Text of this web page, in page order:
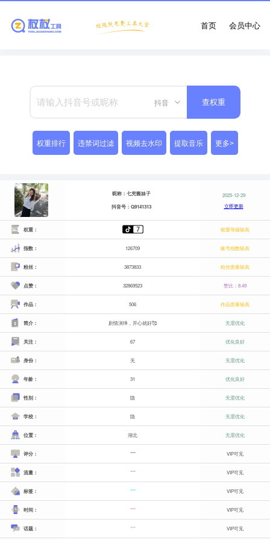
会员中心
首页
抖音 查权重
权重排行 违禁词过滤 视频去水印 提取音乐 更多>
昵称：七兜酱妹子
抖音号：Q9141313
2025-12-29
立即更新
权重： 权重等级较高
指数： 126709 账号指数较高
粉丝： 3873833 粉丝质量较高
点赞： 32869523 赞比：8.49
作品： 506 作品质量较高
简介： 剧情演绎，开心就好🥰 无需优化
关注： 67 优化良好
身份： 无 无需优化
年龄： 31 优化良好
性别： 隐 无需优化
学校： 隐 无需优化
位置： 湖北 无需优化
评分： *** VIP可见
流量： *** VIP可见
标签： *** VIP可见
时间： *** VIP可见
话题： *** VIP可见